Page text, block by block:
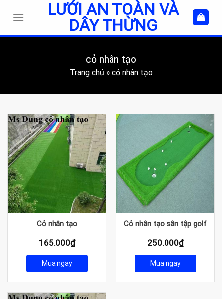
LƯỚI AN TOÀN VÀ
DÂY THỪNG
cỏ nhân tạo
Trang chủ » cỏ nhân tạo
Cỏ nhân tạo
165.000₫
Mua ngay
Cỏ nhân tạo sân tập golf
250.000₫
Mua ngay